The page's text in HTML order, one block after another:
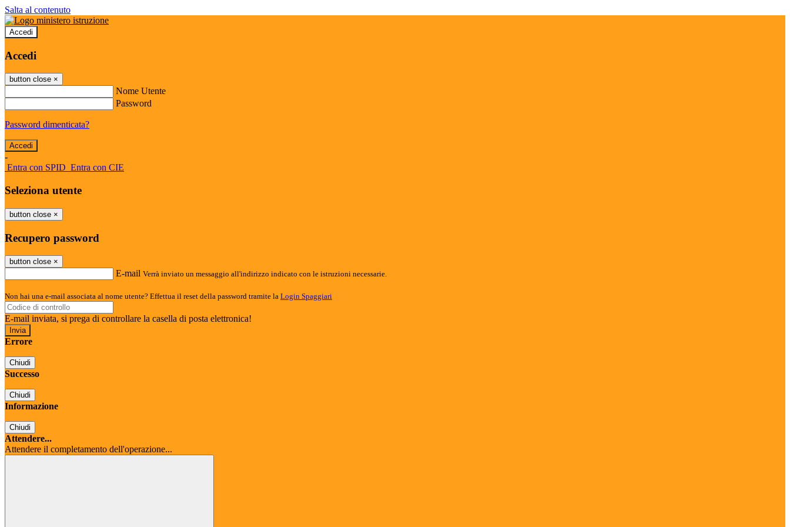
Salta al contenuto
Accedi
Accedi
button close ×
Nome Utente
Password
Password dimenticata?
-
Entra con SPID Entra con CIE
Seleziona utente
button close ×
Recupero password
button close ×
E-mail Verrà inviato un messaggio all'indirizzo indicato con le istruzioni necessarie.
Non hai una e-mail associata al nome utente? Effettua il reset della password tramite la Login Spaggiari
E-mail inviata, si prega di controllare la casella di posta elettronica!
Errore
Chiudi
Successo
Chiudi
Informazione
Chiudi
Attendere...
Attendere il completamento dell'operazione...